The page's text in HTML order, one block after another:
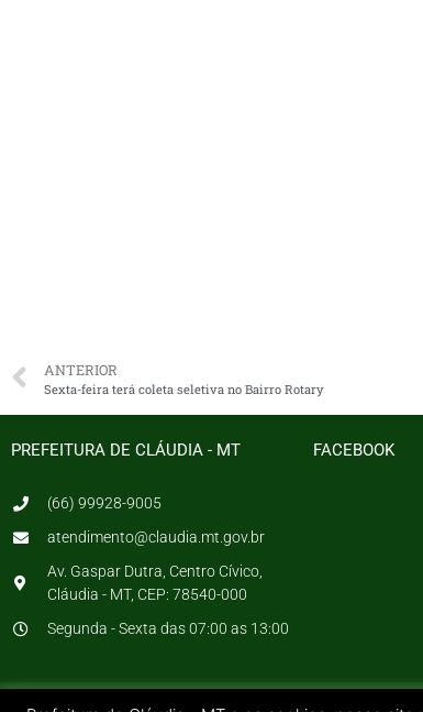
ANTERIOR
Sexta-feira terá coleta seletiva no Bairro Rotary
PREFEITURA DE CLÁUDIA - MT
(66) 99928-9005
atendimento@claudia.mt.gov.br
Av. Gaspar Dutra, Centro Cívico,
Cláudia - MT, CEP: 78540-000
Segunda - Sexta das 07:00 as 13:00
FACEBOOK